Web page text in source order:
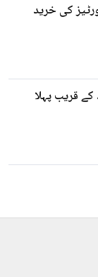
کی خرید
قریب پہلا